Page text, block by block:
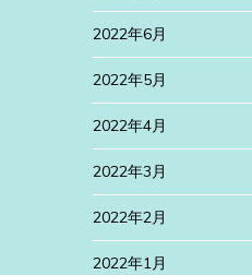
2022年6月
2022年5月
2022年4月
2022年3月
2022年2月
2022年1月